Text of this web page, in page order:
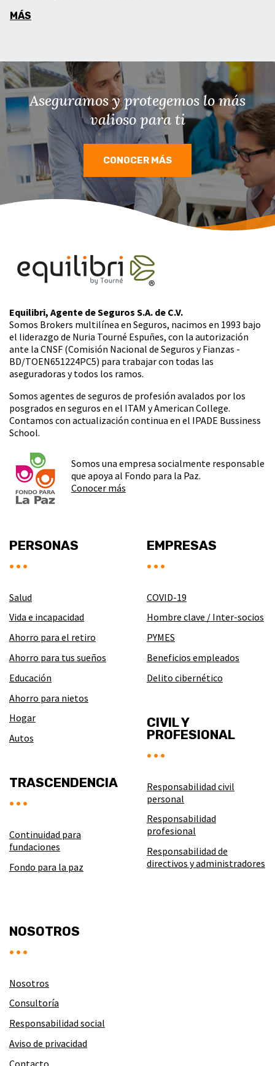
MÁS
Aseguramos y protegemos lo más
valioso para ti
CONOCER MÁS
Equilibri, Agente de Seguros S.A. de C.V.
Somos Brokers multilínea en Seguros, nacimos en 1993 bajo
el liderazgo de Nuria Tourné Espuñes, con la autorización
ante la CNSF (Comisión Nacional de Seguros y Fianzas -
BD/TOEN651224PC5) para trabajar con todas las
aseguradoras y todos los ramos.
Somos agentes de seguros de profesión avalados por los
posgrados en seguros en el ITAM y American College.
Contamos con actualización continua en el IPADE Bussiness
School.
Somos una empresa socialmente responsable
que apoya al Fondo para la Paz.
Conocer más
PERSONAS
Salud
Vida e incapacidad
Ahorro para el retiro
Ahorro para tus sueños
Educación
Ahorro para nietos
Hogar
Autos
TRASCENDENCIA
Continuidad para
fundaciones
Fondo para la paz
EMPRESAS
COVID-19
Hombre clave / Inter-socios
PYMES
Beneficios empleados
Delito cibernético
CIVIL Y
PROFESIONAL
Responsabilidad civil
personal
Responsabilidad
profesional
Responsabilidad de
directivos y administradores
NOSOTROS
Nosotros
Consultoría
Responsabilidad social
Aviso de privacidad
Contacto